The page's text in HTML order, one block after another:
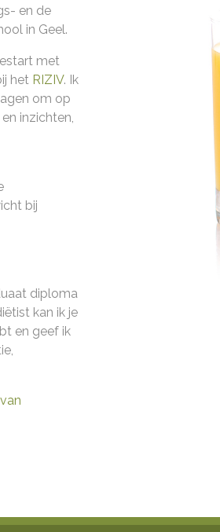
en de
in Geel.
met
het RIZIV. Ik
om op
inzichten,
bij
diploma
kan ik je
en geef ik